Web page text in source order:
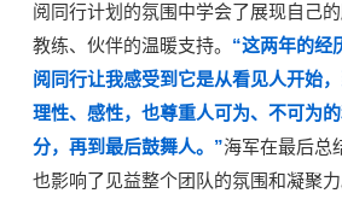
阅同行计划的氛围中学会了展现自己
教练、伙伴的温暖支持。 “这两年的经
阅同行让我感受到它是从看见人开始
理性、感性，也尊重人可为、不可为
分，再到最后鼓舞人。”海军在最后总
也影响了见益整个团队的氛围和凝聚力